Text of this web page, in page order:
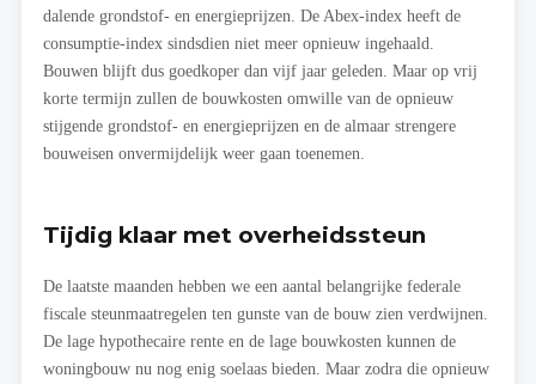
dalende grondstof- en energieprijzen. De Abex-index heeft de
consumptie-index sindsdien niet meer opnieuw ingehaald.
Bouwen blijft dus goedkoper dan vijf jaar geleden. Maar op vrij
korte termijn zullen de bouwkosten omwille van de opnieuw
stijgende grondstof- en energieprijzen en de almaar strengere
bouweisen onvermijdelijk weer gaan toenemen.
Tijdig klaar met overheidssteun
De laatste maanden hebben we een aantal belangrijke federale
fiscale steunmaatregelen ten gunste van de bouw zien verdwijnen.
De lage hypothecaire rente en de lage bouwkosten kunnen de
woningbouw nu nog enig soelaas bieden. Maar zodra die opnieuw